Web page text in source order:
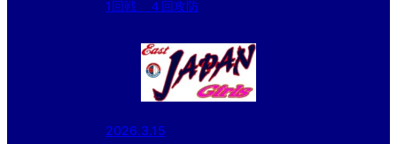
1回戦 ４回攻防
2026.3.15